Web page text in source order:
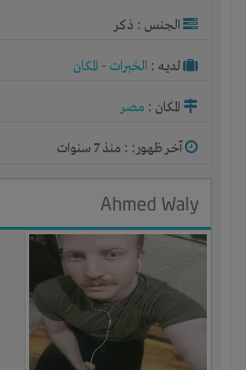
الجنس : ذكر
لديـه : الخبرات - المكان
المكان : مصر
آخر ظهور: : منذ 7 سنوات
Ahmed Waly